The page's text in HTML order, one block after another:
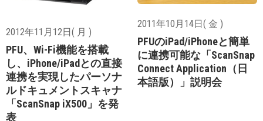
2012年11月12日( 月 )
PFU、Wi-Fi機能を搭載
し、iPhone/iPadとの直接
連携を実現したパーソナ
ルドキュメントスキャナ
「ScanSnap iX500」を発
表
2011年10月14日( 金 )
PFUのiPad/iPhoneと簡単
に連携可能な「ScanSnap
Connect Application（日
本語版）」説明会